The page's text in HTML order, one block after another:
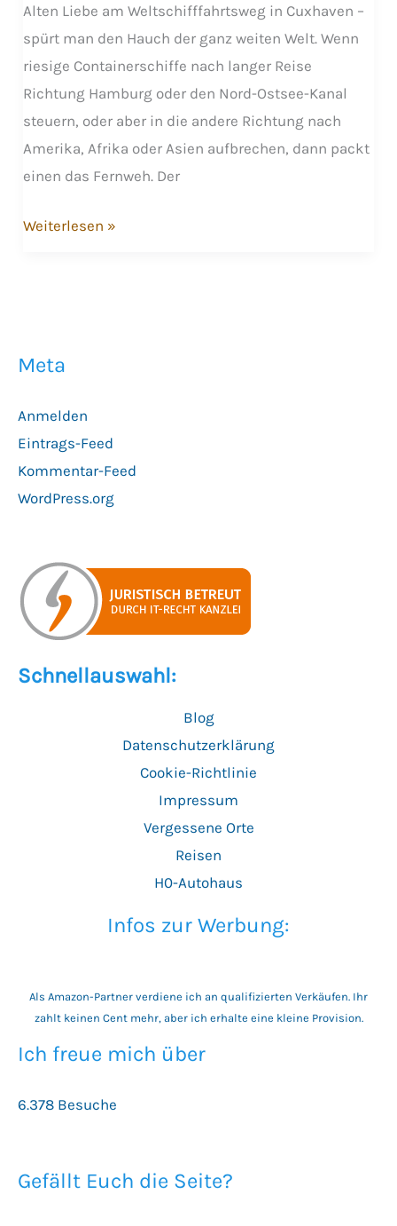
Alten Liebe am Weltschifffahrtsweg in Cuxhaven –
spürt man den Hauch der ganz weiten Welt. Wenn
riesige Containerschiffe nach langer Reise
Richtung Hamburg oder den Nord-Ostsee-Kanal
steuern, oder aber in die andere Richtung nach
Amerika, Afrika oder Asien aufbrechen, dann packt
einen das Fernweh. Der
Am
Weiterlesen »
Meta
Anmelden
Eintrags-Feed
Kommentar-Feed
WordPress.org
Schnellauswahl:
Blog
Datenschutzerklärung
Cookie-Richtlinie
Impressum
Vergessene Orte
Reisen
H0-Autohaus
Infos zur Werbung:
Als Amazon-Partner verdiene ich an qualifizierten Verkäufen. Ihr
zahlt keinen Cent mehr, aber ich erhalte eine kleine Provision.
Ich freue mich über
6.378 Besuche
Gefällt Euch die Seite?